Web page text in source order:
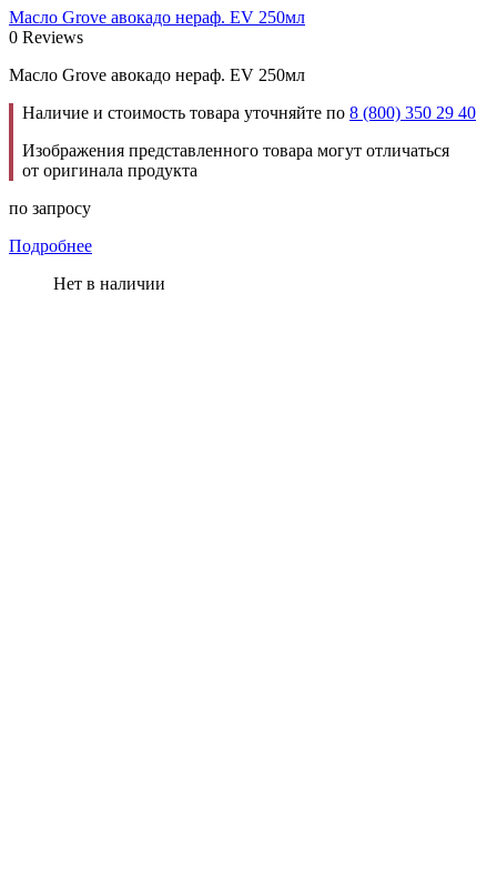
Масло Grove авокадо нераф. EV 250мл
0 Reviews
Масло Grove авокадо нераф. EV 250мл
Наличие и стоимость товара уточняйте по 8 (800) 350 29 40
Изображения представленного товара могут отличаться
от оригинала продукта
по запросу
Подробнее
Нет в наличии